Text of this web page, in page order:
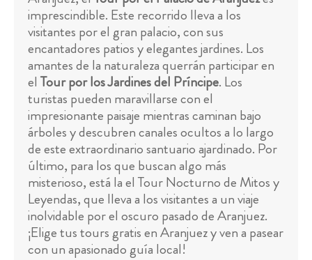
imprescindible. Este recorrido lleva a los
visitantes por el gran palacio, con sus
encantadores patios y elegantes jardines. Los
amantes de la naturaleza querrán participar en
el Tour por los Jardines del Príncipe. Los
turistas pueden maravillarse con el
impresionante paisaje mientras caminan bajo
árboles y descubren canales ocultos a lo largo
de este extraordinario santuario ajardinado. Por
último, para los que buscan algo más
misterioso, está la el Tour Nocturno de Mitos y
Leyendas, que lleva a los visitantes a un viaje
inolvidable por el oscuro pasado de Aranjuez.
¡Elige tus tours gratis en Aranjuez y ven a pasear
con un apasionado guía local!